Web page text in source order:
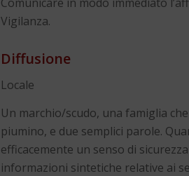
Vigilanza.
Diffusione
Locale
Un marchio/scudo, una famiglia
piumino, e due semplici parole.
efficacemente un senso di
informazioni sintetiche relative ai